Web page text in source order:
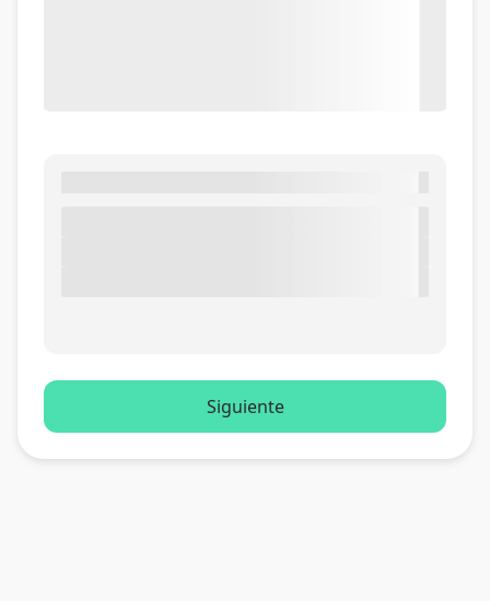
Siguiente